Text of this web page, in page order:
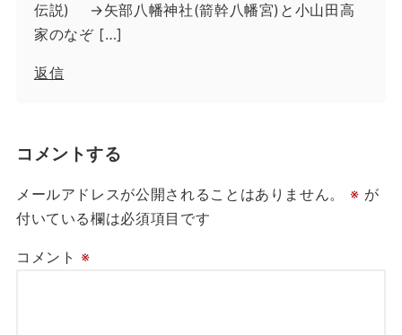
伝説) →矢部八幡神社(箭幹八幡宮)と小山田高
家のなぞ […]
返信
コメントする
メールアドレスが公開されることはありません。 ※ が
付いている欄は必須項目です
コメント ※